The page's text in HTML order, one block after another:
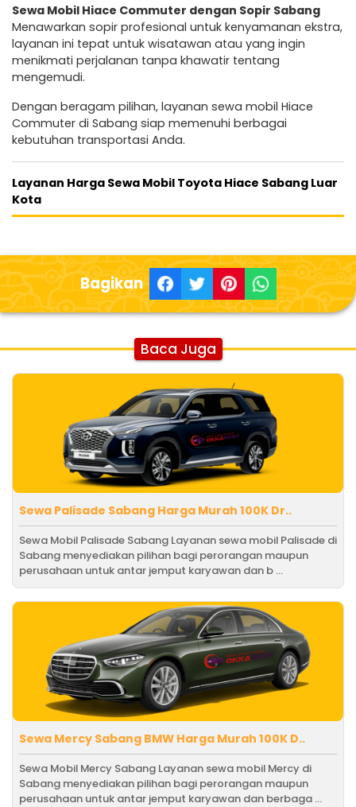
Sewa Mobil Hiace Commuter dengan Sopir Sabang
Menawarkan sopir profesional untuk kenyamanan ekstra,
layanan ini tepat untuk wisatawan atau yang ingin
menikmati perjalanan tanpa khawatir tentang
mengemudi.
Dengan beragam pilihan, layanan sewa mobil Hiace
Commuter di Sabang siap memenuhi berbagai
kebutuhan transportasi Anda.
Layanan Harga Sewa Mobil Toyota Hiace Sabang Luar
Kota
Bagikan
Baca Juga
Sewa Palisade Sabang Harga Murah 100K Dr..
Sewa Mobil Palisade Sabang Layanan sewa mobil Palisade di
Sabang menyediakan pilihan bagi perorangan maupun
perusahaan untuk antar jemput karyawan dan b ...
Sewa Mercy Sabang BMW Harga Murah 100K D..
Sewa Mobil Mercy Sabang Layanan sewa mobil Mercy di
Sabang menyediakan pilihan bagi perorangan maupun
perusahaan untuk antar jemput karyawan dan berbaga ...